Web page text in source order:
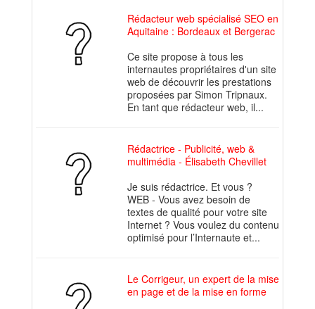
Rédacteur web spécialisé SEO en
Aquitaine : Bordeaux et Bergerac
Ce site propose à tous les
internautes propriétaires d'un site
web de découvrir les prestations
proposées par Simon Tripnaux.
En tant que rédacteur web, il...
Rédactrice - Publicité, web &
multimédia - Élisabeth Chevillet
Je suis rédactrice. Et vous ?
WEB - Vous avez besoin de
textes de qualité pour votre site
Internet ? Vous voulez du contenu
optimisé pour l’Internaute et...
Le Corrigeur, un expert de la mise
en page et de la mise en forme